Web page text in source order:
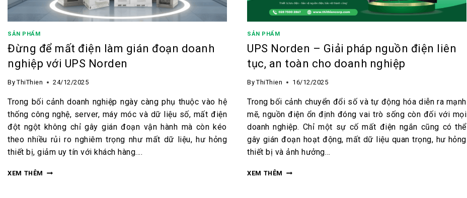
SẢN PHẨM
Đừng để mất điện làm gián đoạn doanh
nghiệp với UPS Norden
By ThiThien 24/12/2025
Trong bối cảnh doanh nghiệp ngày càng phụ thuộc vào hệ
thống công nghệ, server, máy móc và dữ liệu số, mất điện
đột ngột không chỉ gây gián đoạn vận hành mà còn kéo
theo nhiều rủi ro nghiêm trọng như mất dữ liệu, hư hỏng
thiết bị, giảm uy tín với khách hàng….
XEM THÊM
SẢN PHẨM
UPS Norden – Giải pháp nguồn điện liên
tục, an toàn cho doanh nghiệp
By ThiThien 16/12/2025
Trong bối cảnh chuyển đổi số và tự động hóa diễn ra mạnh
mẽ, nguồn điện ổn định đóng vai trò sống còn đối với mọi
doanh nghiệp. Chỉ một sự cố mất điện ngắn cũng có thể
gây gián đoạn hoạt động, mất dữ liệu quan trọng, hư hỏng
thiết bị và ảnh hưởng…
XEM THÊM